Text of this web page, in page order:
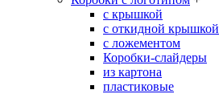
с крышкой
с откидной крышкой
с ложементом
Коробки-слайдеры
из картона
пластиковые